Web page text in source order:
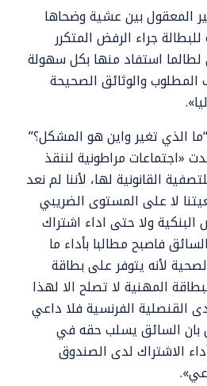
المعقول بين عشية وضحاها
جراء الرفض المتكرر
لطالما استفاد منها بكل سهولة
والوثائق الصحيحة
الذي تغير واين هو المشكل؟”
«اجتماعات مراطونية لننقذ
القانونية لها، لأننا لم نعد
لا على المستوى الضريبي
ولا حتى اداء اشتراك
فاصبح مطالبا بأداء ما
لأنه يتوفر على بطاقة
المهنية لا تصلح الا لهذا
القنصلية الفرنسية فلا داعي
السائق يسلب حقه في
الاشتراك لدى الصندوق